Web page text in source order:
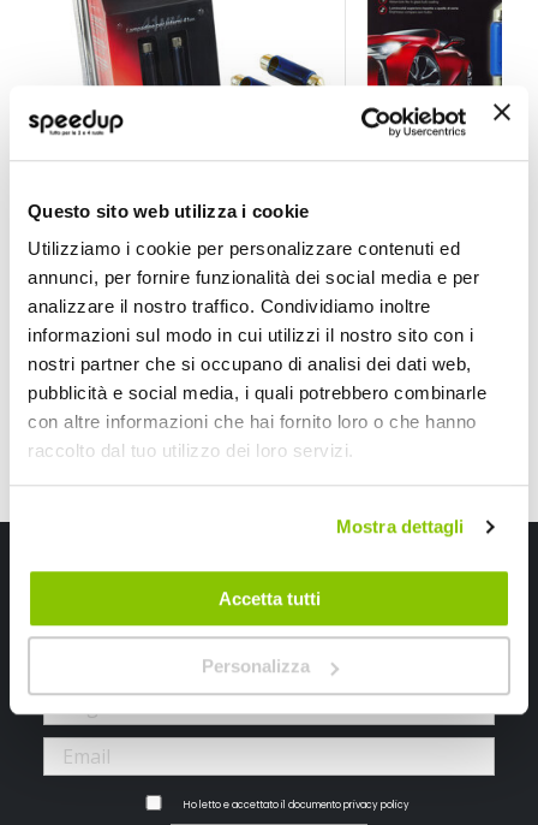
Questo sito web utilizza i cookie
Utilizziamo i cookie per personalizzare contenuti ed
annunci, per fornire funzionalità dei social media e per
analizzare il nostro traffico. Condividiamo inoltre
informazioni sul modo in cui utilizzi il nostro sito con i
nostri partner che si occupano di analisi dei dati web,
pubblicità e social media, i quali potrebbero combinarle
con altre informazioni che hai fornito loro o che hanno
raccolto dal tuo utilizzo dei loro servizi.
Mostra dettagli
Accetta tutti
Personalizza
D-GEAR
Blu C10W SV8,5 41mm 12V 10W
7,90 €
CONSEGNA IN 48H
Bianco C10W SV8,5
8,90 €
CONSEGNA IN 48H
Iscriviti alla newsletter Speedup
Ricevi subito uno sconto del 10% per il tuo primo acquisto online!
Ho letto e accettato il documentoprivacy policy